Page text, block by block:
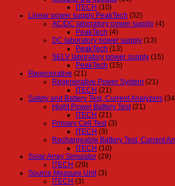
ITECH (10)
Linear power supply PeakTech (32)
AC/DC laboratory power supply (4)
PeakTech (4)
DC laboratory power supply (13)
PeakTech (13)
SELV laboratory power supply (15)
PeakTech (15)
Regenerative (21)
Regenerative Power System (21)
ITECH (21)
Safety and Battery Test, Current Analyzers
Hight Power Battery Test (21)
ITECH (21)
Primary Cell Test (3)
ITECH (3)
Rechargeable Battery Test, Current
ITECH (10)
Solar Array Simulator (29)
ITECH (29)
Source Measure Unit (3)
ITECH (3)